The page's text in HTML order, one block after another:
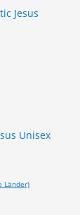
Unisex
Länder)